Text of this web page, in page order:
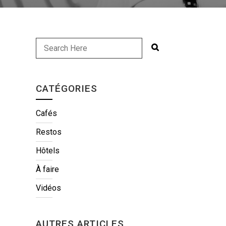
CATÉGORIES
Cafés
Restos
Hôtels
À faire
Vidéos